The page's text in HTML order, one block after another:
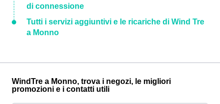
di connessione
Tutti i servizi aggiuntivi e le ricariche di Wind Tre
a Monno
WindTre a Monno, trova i negozi, le migliori
promozioni e i contatti utili